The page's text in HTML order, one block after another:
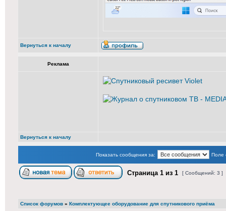
Вернуться к началу
Реклама
Вернуться к началу
Показать сообщения за: Поле
Страница 1 из 1 [ Сообщений: 3 ]
Список форумов » Комплектующее оборудование для спутникового приёма